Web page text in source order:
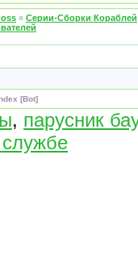
» Серии-Сборки Кораблей
[Bot]
, парусник